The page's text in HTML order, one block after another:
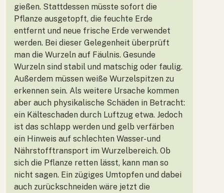
gießen. Stattdessen müsste sofort die
Pflanze ausgetopft, die feuchte Erde
entfernt und neue frische Erde verwendet
werden. Bei dieser Gelegenheit überprüft
man die Wurzeln auf Fäulnis. Gesunde
Wurzeln sind stabil und matschig oder faulig.
Außerdem müssen weiße Wurzelspitzen zu
erkennen sein. Als weitere Ursache kommen
aber auch physikalische Schäden in Betracht:
ein Kälteschaden durch Luftzug etwa. Jedoch
ist das schlapp werden und gelb verfärben
ein Hinweis auf schlechten Wasser- und
Nährstofftransport im Wurzelbereich. Ob
sich die Pflanze retten lässt, kann man so
nicht sagen. Ein zügiges Umtopfen und dabei
auch zurückschneiden wäre jetzt die